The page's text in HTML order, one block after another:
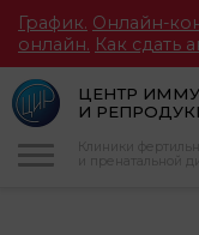
График. Онлайн-
онлайн. Как сдать
ЦЕНТР
И
Клиники
и пренатальной